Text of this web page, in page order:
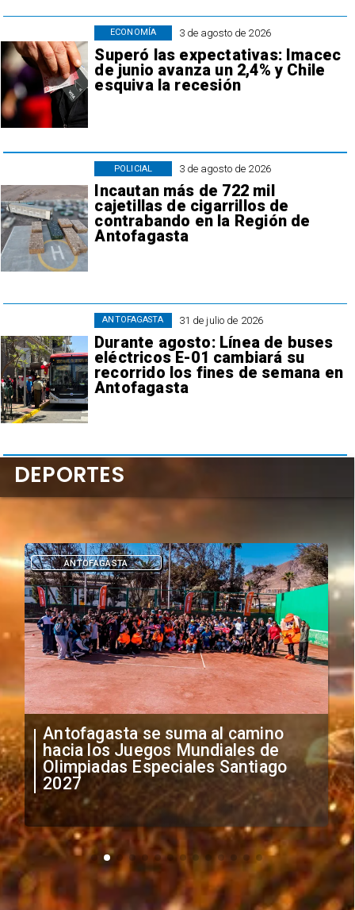
3 de agosto de 2026
Superó las expectativas: Imacec
de junio avanza un 2,4% y Chile
esquiva la recesión
ECONOMÍA
3 de agosto de 2026
Incautan más de 722 mil
cajetillas de cigarrillos de
contrabando en la Región de
Antofagasta
POLICIAL
31 de julio de 2026
Durante agosto: Línea de buses
eléctricos E-01 cambiará su
recorrido los fines de semana en
Antofagasta
ANTOFAGASTA
"Falta de profesionalismo": Sifup
anuncia medidas por situación
irregular de futbolistas
extranjeros
DEPORTES
DEPORTES